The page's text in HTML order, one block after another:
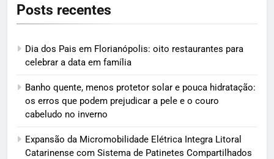
Posts recentes
Dia dos Pais em Florianópolis: oito restaurantes para
celebrar a data em família
Banho quente, menos protetor solar e pouca hidratação:
os erros que podem prejudicar a pele e o couro
cabeludo no inverno
Expansão da Micromobilidade Elétrica Integra Litoral
Catarinense com Sistema de Patinetes Compartilhados